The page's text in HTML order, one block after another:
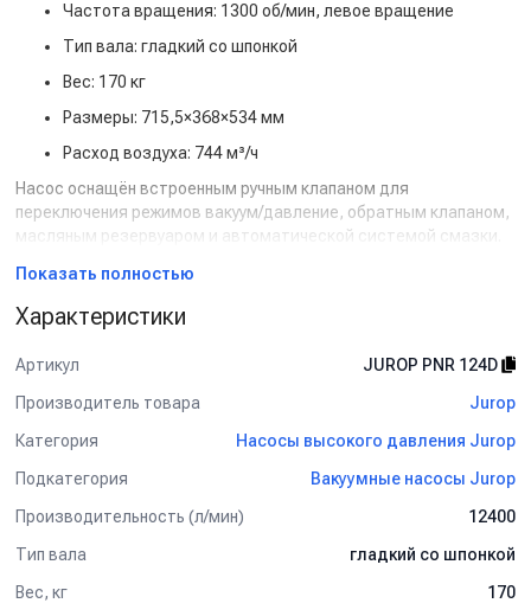
Частота вращения: 1300 об/мин, левое вращение
Тип вала: гладкий со шпонкой
Вес: 170 кг
Размеры: 715,5×368×534 мм
Расход воздуха: 744 м³/ч
Насос оснащён встроенным ручным клапаном для
переключения режимов вакуум/давление, обратным клапаном,
масляным резервуаром и автоматической системой смазки.
шлицевой вал, понижающий редуктор и гидропривод.
Применяется в вакуумных магистралях, ирригационных
разгрузки сыпучих материалов, а также в стационарных
Показать полностью
Характеристики
Артикул
JUROP PNR 124D
Производитель товара
Jurop
Категория
Насосы высокого давления Jurop
Подкатегория
Вакуумные насосы Jurop
Производительность (л/мин)
12400
Тип вала
гладкий со шпонкой
Вес, кг
170